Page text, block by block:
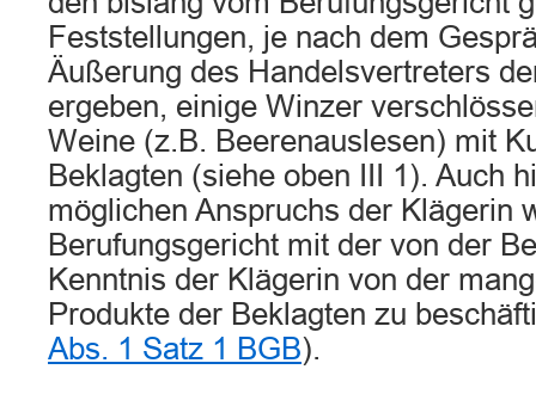
Feststellungen, je nach dem
Äußerung des Handelsvertreters
ergeben, einige Winzer
Weine (z.B. Beerenauslesen) mit
Beklagten (siehe oben III 1). Auch
möglichen Anspruchs der Klägerin
Berufungsgericht mit der von der
Kenntnis der Klägerin von der
Produkte der Beklagten zu
Abs. 1 Satz 1 BGB).